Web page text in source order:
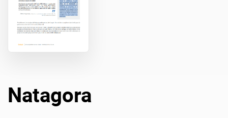
La Plateforme
Pourquoi eXo ?
A propos d’eXo
Natagora